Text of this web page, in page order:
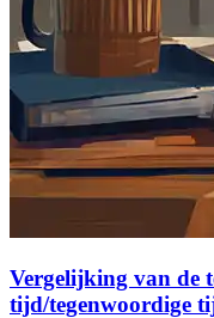
Vergelijking van de
tijd/tegenwoordige